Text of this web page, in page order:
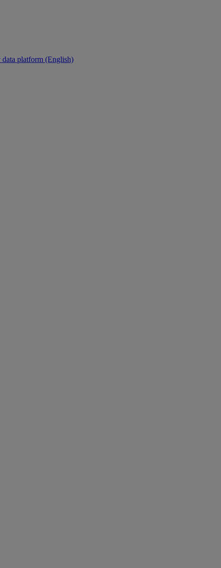
data platform (English)